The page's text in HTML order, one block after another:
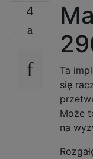
4
Ta
się
Może
na